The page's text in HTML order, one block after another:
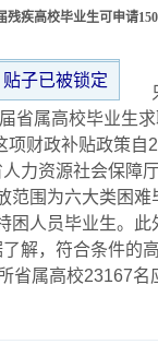
残疾高校毕业生可申请
贴子已被锁定
省属高校毕业生
项财政补贴政策自
人力资源社会保障
范围为六大类困
困人员毕业生。此
了解，符合条件的
省属高校23167名